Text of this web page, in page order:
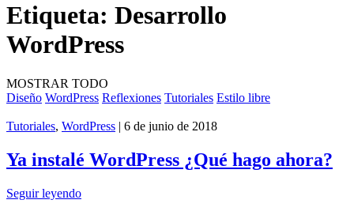
Etiqueta: Desarrollo
WordPress
MOSTRAR TODO
Diseño WordPress Reflexiones Tutoriales Estilo libre
Tutoriales, WordPress | 6 de junio de 2018
Ya instalé WordPress ¿Qué hago ahora?
Seguir leyendo